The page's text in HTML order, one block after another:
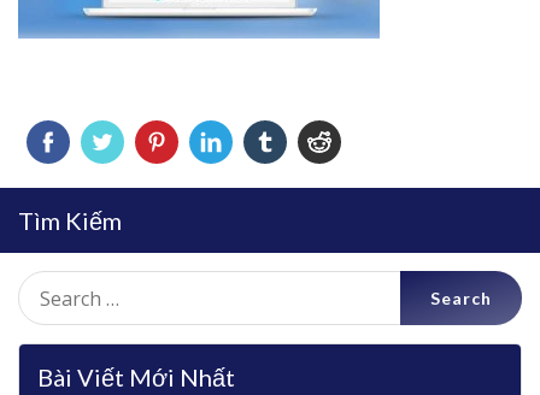
Tìm Kiếm
Search
for:
Bài Viết Mới Nhất